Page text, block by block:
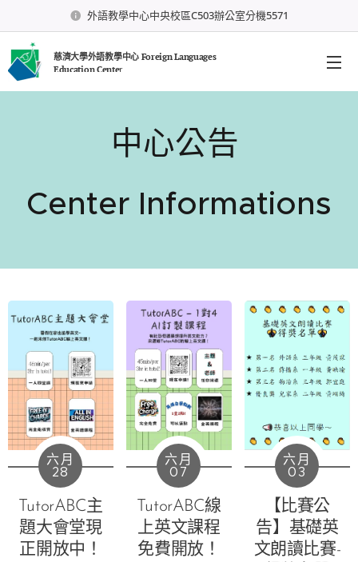
外語教學中心中央校區C503辦公室分機5571
慈濟大學外語教學中心 Foreign Languages
Education Center
中心公告
Center Informations
六月
28
TutorABC主
題大會堂現
正開放中！
六月
07
TutorABC線
上英文課程
免費開放！
六月
03
【比賽公
告】基礎英
文朗讀比賽-